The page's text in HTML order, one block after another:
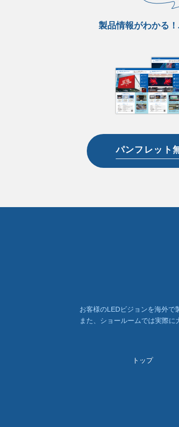
製品情報がわかる
パンフレット
お客様のLEDビジョンを海外で
また、ショールームでは実際
トップ